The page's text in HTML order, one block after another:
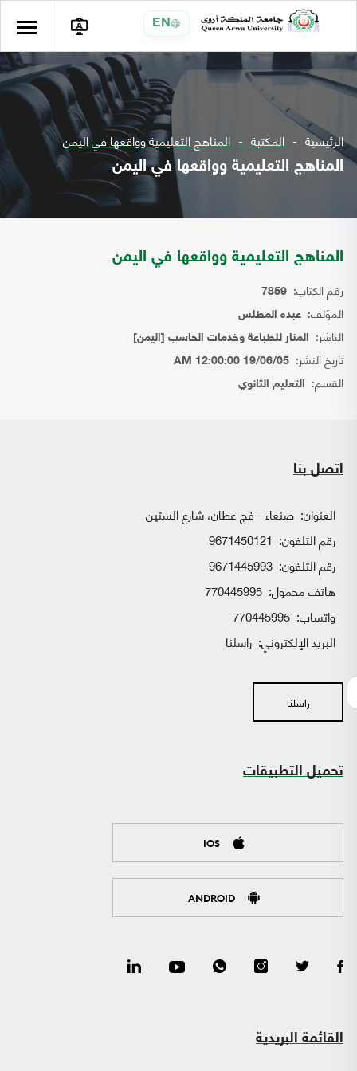
EN
الرئيسية المكتبة المناهج التعليمية وواقعها في اليمن
المناهج التعليمية وواقعها في اليمن
المناهج التعليمية وواقعها في اليمن
رقم الكتاب: 7859
المؤلف: عبده المطلس
الناشر: المنار للطباعة وخدمات الحاسب [اليمن]
تاريخ النشر: 19/06/05 12:00:00 AM
القسم: التعليم الثانوي
اتصل بنا
العنوان: صنعاء - فج عطان، شارع الستين
رقم التلفون: 9671450121
رقم التلفون: 9671445993
هاتف محمول: 770445995
واتساب:
البريد الإلكتروني: راسلنا
راسلنا
تحميل التطبيقات
IOS
ANDROID
القائمة البريدية